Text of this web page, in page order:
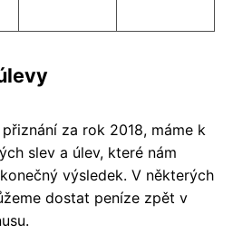
za rok 2018, máme k
slev a úlev, které nám
výsledek. V některých
dostat peníze zpět v